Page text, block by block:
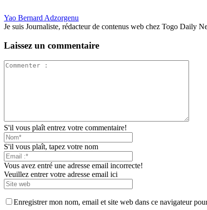
Yao Bernard Adzorgenu
Je suis Journaliste, rédacteur de contenus web chez Togo Daily
Laissez un commentaire
S'il vous plaît entrez votre commentaire!
S'il vous plaît, tapez votre nom
Vous avez entré une adresse email incorrecte!
Veuillez entrer votre adresse email ici
Enregistrer mon nom, email et site web dans ce navigateur